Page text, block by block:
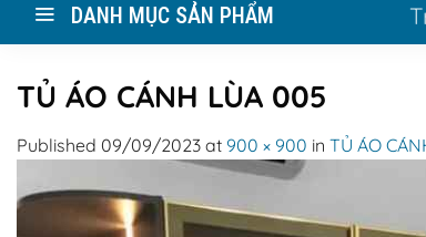
DANH MỤC SẢN PHẨM
TỦ ÁO CÁNH LÙA 005
Published 09/09/2023 at 900 × 900 in TỦ ÁO